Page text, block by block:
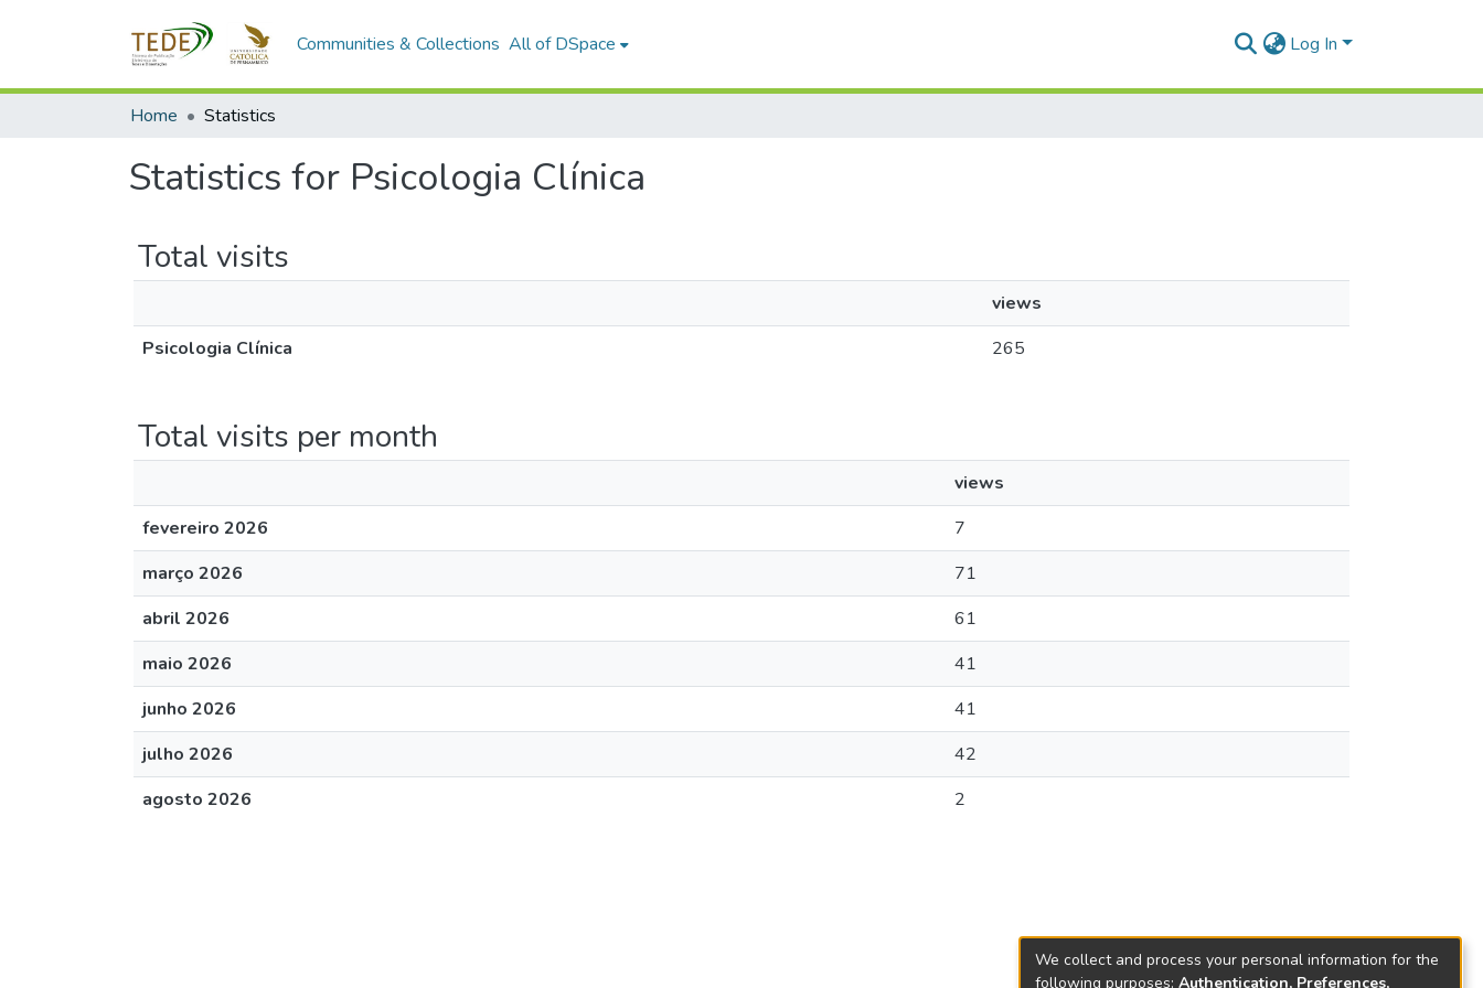
Communities & Collections All of DSpace Log In
Home Statistics
Statistics for Psicologia Clínica
Total visits
views
Psicologia Clínica
265
Total visits per month
views
fevereiro 2026
7
março 2026
71
abril 2026
61
maio 2026
41
junho 2026
41
julho 2026
42
agosto 2026
2
We collect and process your personal information for the
following purposes: Authentication, Preferences,